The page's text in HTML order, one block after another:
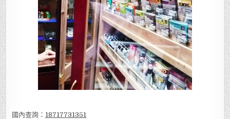
國內查詢： 18717731351